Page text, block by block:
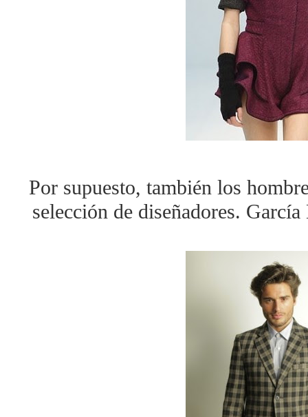
Por supuesto, también los
selección de diseñadores.